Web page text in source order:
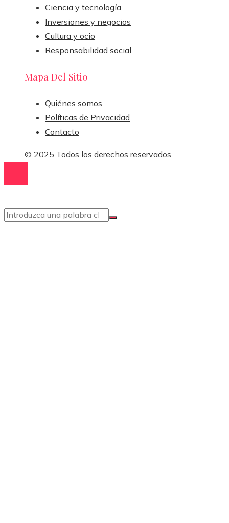
Ciencia y tecnología
Inversiones y negocios
Cultura y ocio
Responsabilidad social
Mapa Del Sitio
Quiénes somos
Políticas de Privacidad
Contacto
© 2025 Todos los derechos reservados.